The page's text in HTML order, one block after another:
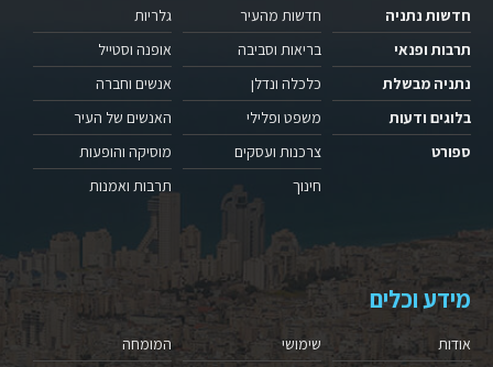
חדשות נתניה
תרבות ופנאי
נתניה מבשלת
בלוגים ודעות
ספורט
חדשות מהעיר
בריאות וסביבה
כלכלה ונדלן
משפט ופלילי
צרכנות ועסקים
חינוך
גלריות
אופנה וסטייל
אנשים וחברה
האנשים של העיר
מוסיקה והופעות
תרבות ואמנות
מידע וכלים
אודות
שימושי
המומחה